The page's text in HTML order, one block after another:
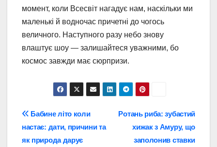
момент, коли Всесвіт нагадує нам, наскільки ми
маленькі й водночас причетні до чогось
величного. Наступного разу небо знову
влаштує шоу — залишайтеся уважними, бо
космос завжди має сюрпризи.
Навігація
записів
Ротань риба: зубастий
хижак з Амуру, що
заполонив ставки
Бабине літо коли
настає: дати, причини та
як природа дарує